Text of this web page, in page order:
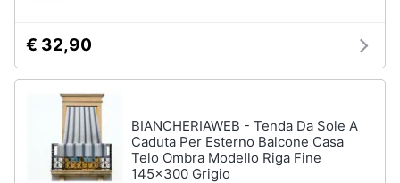
Aspirapolvere
Vaporella
vapore
€ 32,90
BIANCHERIAWEB - Tenda Da Sole A
Caduta Per Esterno Balcone Casa
Telo Ombra Modello Riga Fine
145x300 Grigio